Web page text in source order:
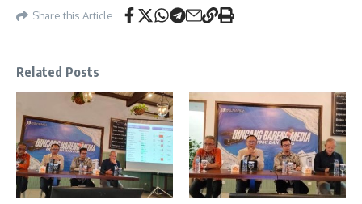
Share this Article
Related Posts